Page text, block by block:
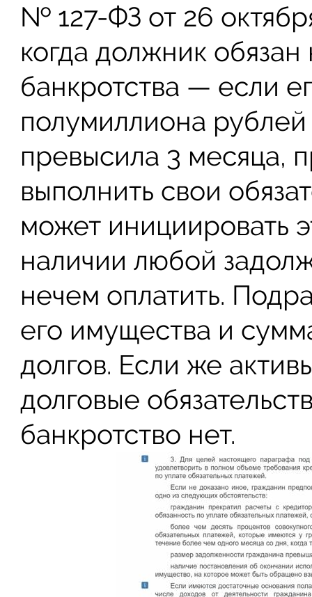
№ 127-ФЗ от 26
когда должник
банкротства — если
полумиллиона
превысила 3 месяца,
выполнить свои
может инициировать
наличии любой
нечем оплатить.
его имущества и
долгов. Если же
долговые
банкротство нет.